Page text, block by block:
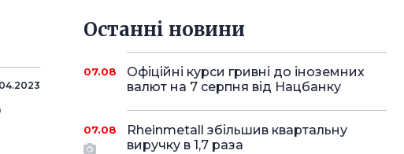
Останнi новини
07.08
Офіційні курси гривні до іноземних
валют на 7 серпня від Нацбанку
07.08
Rheinmetall збільшив квартальну
виручку в 1,7 раза